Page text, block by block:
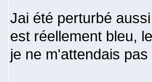
Jai été perturbé
est réellement bleu,
je ne m'attendais pas